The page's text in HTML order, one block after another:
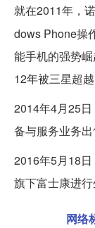
就在2011年，
dows Phone操
能手机的强势
12年被三星超
2014年4月25
备与服务业务出
2016年5月18
旗下富士康进行
网络